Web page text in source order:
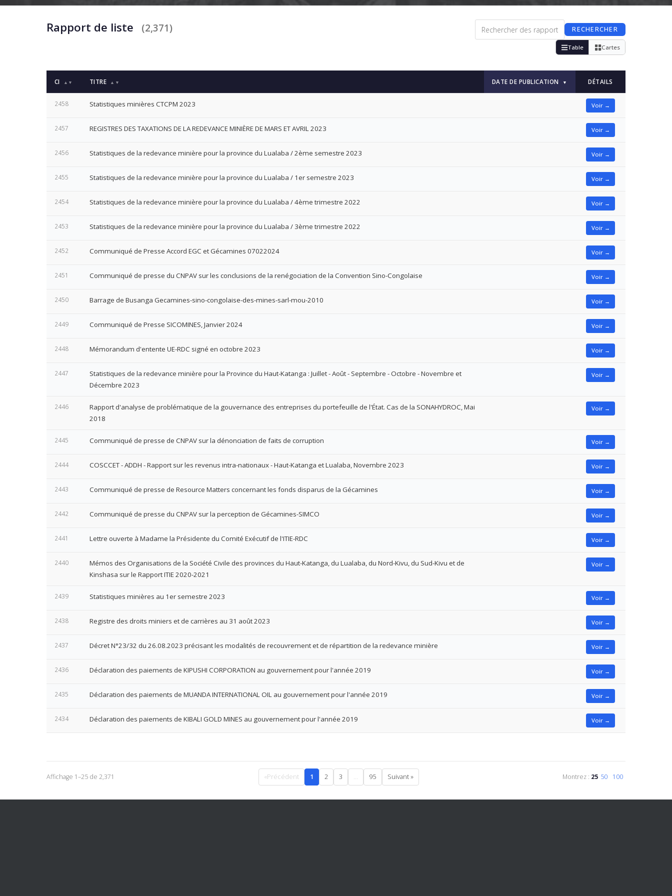
Rapport de liste (2,371) RECHERCHER
Table Cartes
CI ▲▼ TITRE ▲▼ DATE DE PUBLICATION ▼ DÉTAILS
2458 Statistiques minières CTCPM 2023 Voir →
2457 REGISTRES DES TAXATIONS DE LA REDEVANCE MINIÈRE DE MARS ET AVRIL 2023 Voir →
2456 Statistiques de la redevance minière pour la province du Lualaba / 2ème semestre 2023 Voir →
2455 Statistiques de la redevance minière pour la province du Lualaba / 1er semestre 2023 Voir →
2454 Statistiques de la redevance minière pour la province du Lualaba / 4ème trimestre 2022 Voir →
2453 Statistiques de la redevance minière pour la province du Lualaba / 3ème trimestre 2022 Voir →
2452 Communiqué de Presse Accord EGC et Gécamines 07022024 Voir →
2451 Communiqué de presse du CNPAV sur les conclusions de la renégociation de la Convention Sino-Congolaise Voir →
2450 Barrage de Busanga Gecamines-sino-congolaise-des-mines-sarl-mou-2010 Voir →
2449 Communiqué de Presse SICOMINES, Janvier 2024 Voir →
2448 Mémorandum d'entente UE-RDC signé en octobre 2023 Voir →
2447
Statistiques de la redevance minière pour la Province du Haut-Katanga : Juillet - Août - Septembre - Octobre - Novembre et
Décembre 2023
Voir →
2446
Rapport d'analyse de problématique de la gouvernance des entreprises du portefeuille de l'État. Cas de la SONAHYDROC, Mai
2018
Voir →
2445 Communiqué de presse de CNPAV sur la dénonciation de faits de corruption Voir →
2444 COSCCET - ADDH - Rapport sur les revenus intra-nationaux - Haut-Katanga et Lualaba, Novembre 2023 Voir →
2443 Communiqué de presse de Resource Matters concernant les fonds disparus de la Gécamines Voir →
2442 Communiqué de presse du CNPAV sur la perception de Gécamines-SIMCO Voir →
2441 Lettre ouverte à Madame la Présidente du Comité Exécutif de l'ITIE-RDC Voir →
2440
Mémos des Organisations de la Société Civile des provinces du Haut-Katanga, du Lualaba, du Nord-Kivu, du Sud-Kivu et de
Kinshasa sur le Rapport ITIE 2020-2021
Voir →
2439 Statistiques minières au 1er semestre 2023 Voir →
2438 Registre des droits miniers et de carrières au 31 août 2023 Voir →
2437 Décret N°23/32 du 26.08.2023 précisant les modalités de recouvrement et de répartition de la redevance minière Voir →
2436 Déclaration des paiements de KIPUSHI CORPORATION au gouvernement pour l'année 2019 Voir →
2435 Déclaration des paiements de MUANDA INTERNATIONAL OIL au gouvernement pour l'année 2019 Voir →
2434 Déclaration des paiements de KIBALI GOLD MINES au gouvernement pour l'année 2019 Voir →
Affichage 1–25 de 2,371 «Précédent 1 2 3 ... 95 Suivant » Montrez : 25 50 100